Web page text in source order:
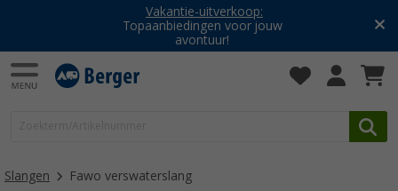
Vakantie-uitverkoop:
Topaanbiedingen voor jouw
avontuur!
Slangen Fawo verswaterslang